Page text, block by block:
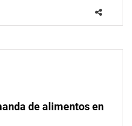
de alimentos en